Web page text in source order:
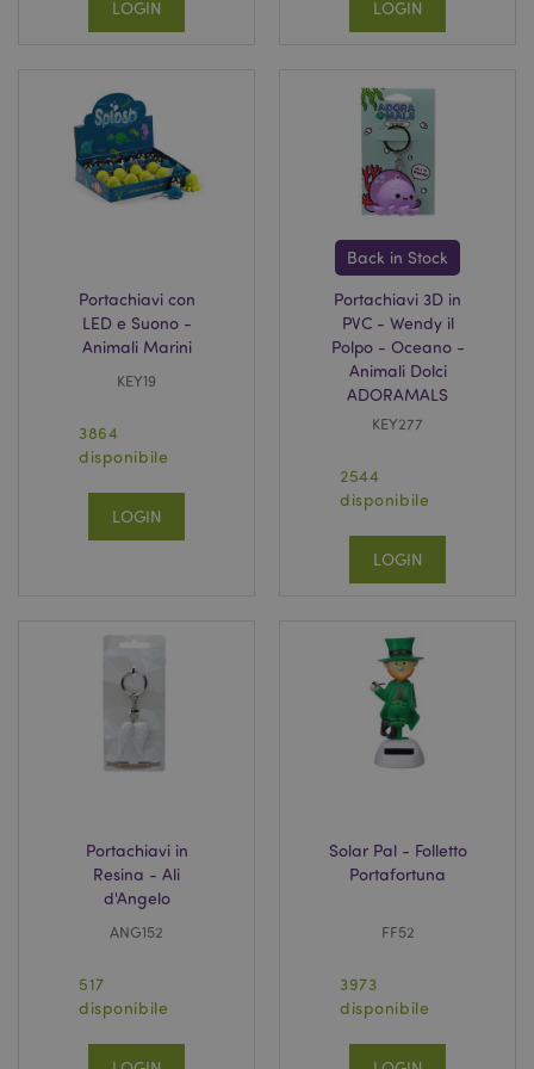
LOGIN LOGIN
Portachiavi con
LED e Suono -
Animali Marini
KEY19
3864
disponibile
LOGIN
Back in Stock
Portachiavi 3D in
PVC - Wendy il
Polpo - Oceano -
Animali Dolci
ADORAMALS
KEY277
2544
disponibile
LOGIN
Portachiavi in
Resina - Ali
d'Angelo
ANG152
517
disponibile
Solar Pal - Folletto
Portafortuna
FF52
3973
disponibile
www.puckator.it
recently_compared_product_previous
Adobe Inc.
www.puckator.it
www.puckator.it
PHPSESSID
PHP.net
.www.puckator.it